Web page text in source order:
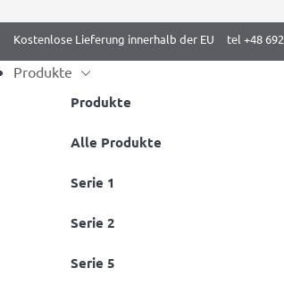
Kostenlose Lieferung innerhalb der EU
tel +48
Produkte
Produkte
Alle Produkte
Serie 1
Serie 2
Serie 5